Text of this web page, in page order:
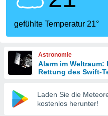
sind.
diese
gefühlte Temperatur 21°
Astronomie
Alarm im Weltraum:
Rettung des Swift-
Laden Sie die
kostenlos herunter!